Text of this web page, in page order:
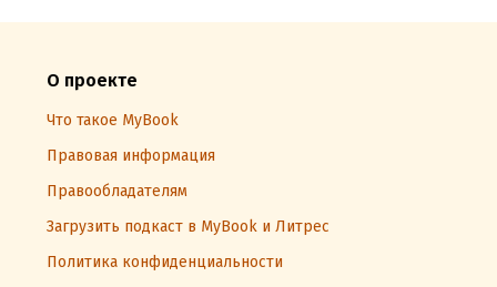
О проекте
Что такое MyBook
Правовая информация
Правообладателям
Загрузить подкаст в MyBook и Литрес
Политика конфиденциальности